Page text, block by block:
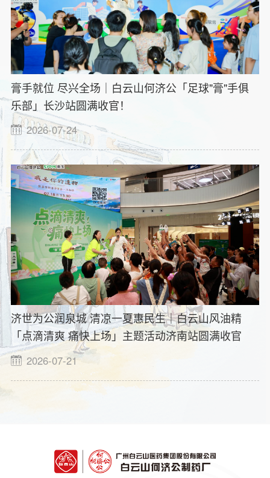
膏手就位 尽兴全场｜白云山何济公「足球"膏"手俱
乐部」长沙站圆满收官！
2026-07-24
济世为公润泉城 清凉一夏惠民生｜白云山风油精
「点滴清爽 痛快上场」主题活动济南站圆满收官
2026-07-21